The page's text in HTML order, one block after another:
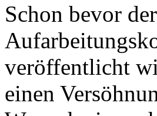
Schon bevor
veröffentlicht
einen